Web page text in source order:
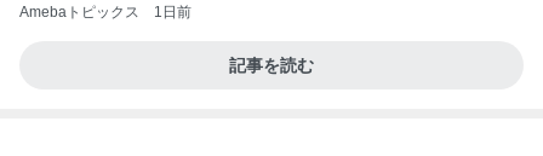
Amebaトピックス 1日前
記事を読む